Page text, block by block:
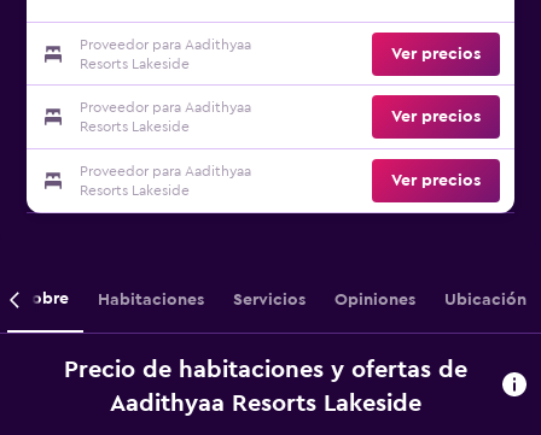
Proveedor para Aadithyaa
Resorts Lakeside
Ver precios
Proveedor para Aadithyaa
Resorts Lakeside
Ver precios
Proveedor para Aadithyaa
Resorts Lakeside
Ver precios
Sobre Habitaciones Servicios Opiniones Ubicación
Precio de habitaciones y ofertas de
Aadithyaa Resorts Lakeside